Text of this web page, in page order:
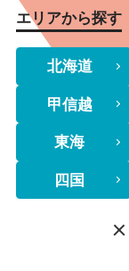
エリアから探す
北海道
甲信越
東海
四国